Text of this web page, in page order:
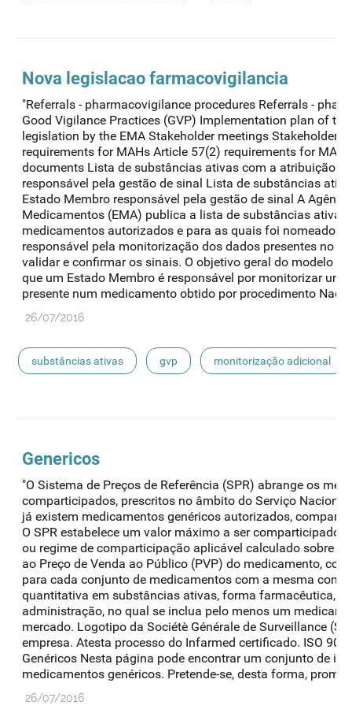
Nova legislacao farmacovigilancia
"Referrals - pharmacovigilance procedures Referrals -
Good Vigilance Practices (GVP) Implementation plan of
legislation by the EMA Stakeholder meetings Stakeholder
requirements for MAHs Article 57(2) requirements for
documents Lista de substâncias ativas com a atribuição
responsável pela gestão de sinal Lista de substâncias
Estado Membro responsável pela gestão de sinal A
Medicamentos (EMA) publica a lista de substâncias ativas
medicamentos autorizados e para as quais foi nomeado
responsável pela monitorização dos dados presentes no
validar e confirmar os sinais. O objetivo geral do modelo
que um Estado Membro é responsável por monitorizar
presente num medicamento obtido por procedimento
26/07/2016
substâncias ativas gvp monitorização adicional
Genericos
"O Sistema de Preços de Referência (SPR) abrange os
comparticipados, prescritos no âmbito do Serviço Nacional
já existem medicamentos genéricos autorizados,
O SPR estabelece um valor máximo a ser comparticipado,
ou regime de comparticipação aplicável calculado sobre o
ao Preço de Venda ao Público (PVP) do medicamento,
para cada conjunto de medicamentos com a mesma
quantitativa em substâncias ativas, forma farmacêutica,
administração, no qual se inclua pelo menos um
mercado. Logotipo da Sociétè Générale de Surveillance
empresa. Atesta processo do Infarmed certificado. ISO
Genéricos Nesta página pode encontrar um conjunto de
medicamentos genéricos. Pretende-se, desta forma,
26/07/2016